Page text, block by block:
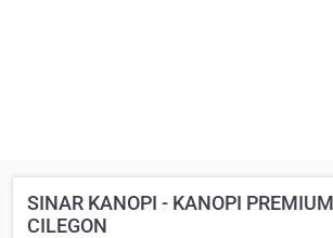
SINAR KANOPI - KANOPI
CILEGON